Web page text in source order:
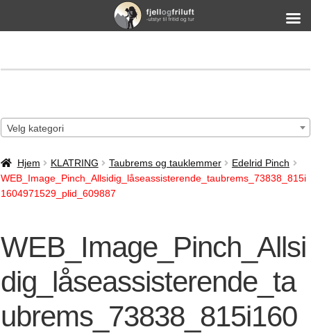
Velg kategori
Hjem KLATRING Taubrems og tauklemmer
Edelrid Pinch
WEB_Image_Pinch_Allsidig_låseassisterende_taubrems_73838_815i
1604971529_plid_609887
WEB_Image_Pinch_Allsi
dig_låseassisterende_ta
ubrems_73838_815i160